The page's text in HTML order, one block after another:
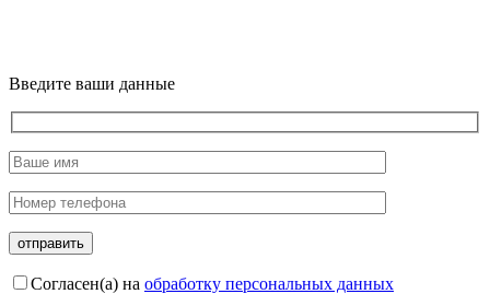
Введите ваши данные
Согласен(а) на обработку персональных данных